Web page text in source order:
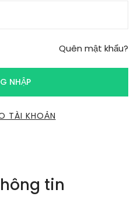
Quên mật khẩu?
TÀI KHOẢN
tin